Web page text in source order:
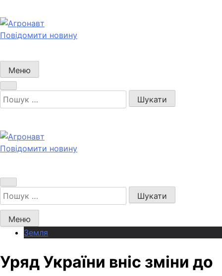
до
вмісту
Новини українського агробізнесу
Повідомити новину
Меню
Пошук:
Агронавт
Новини українського агробізнесу
Повідомити новину
Пошук:
Меню
Земля
Уряд України вніс зміни до